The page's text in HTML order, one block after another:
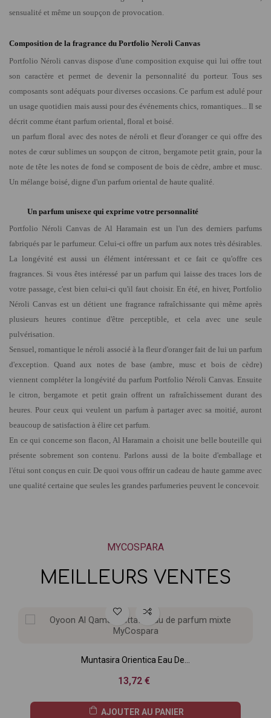
sensualité et même un soupçon de provocation.
Composition de la fragrance du Portfolio Neroli Canvas
Portfolio Néroli canvasdispose d'une composition exquise qui lui offre tout
son caractère et permet de devenir la personnalité du porteur. Tous ses
composants sont adéquats pour diverses occasions. Ce parfum est adulé pour
un usage quotidien mais aussi pour des événements chics, romantiques... Il se
décrit comme étant parfum oriental, floral et boisé.
un parfum floral avec des notes de néroli et fleur d'oranger ce qui offre des
notes de cœur sublimes un soupçon de citron, bergamote petit grain, pour la
note de tête les notes de fond se composent de bois de cèdre, ambre et musc.
Un mélange boisé, digne d'un parfum oriental de haute qualité.
Un parfum unisexe qui exprime votre personnalité
Portfolio Néroli Canvas de Al Haramain est un l'un des derniers parfums
fabriqués par le parfumeur. Celui-ci offre un parfum aux notes très désirables.
La longévité est aussi un élément intéressant et ce fait ce qu'offre ces
fragrances. Si vous êtes intéressé par un parfum qui laisse des traces lors de
votre passage, c'est bien celui-ci qu'il faut choisir. En été, en hiver, Portfolio
Néroli Canvas est un détient une fragrance rafraîchissante qui même après
plusieurs heures continue d'être perceptible, et cela avec une seule
pulvérisation.
Sensuel, romantique le néroli associé à la fleur d'oranger fait de lui un parfum
d'exception. Quand aux notes de base (ambre, musc et bois de cèdre)
viennent compléter la longévité du parfum Portfolio Néroli Canvas . Ensuite
le citron, bergamote et petit grain offrent un rafraîchissement durant des
heures. Pour ceux qui veulent un parfum à partager avec sa moitié, auront
beaucoup de satisfaction à élire cet parfum.
En ce qui concerne son flacon, Al Haramain a choisit une belle bouteille qui
présente sobrement son contenu. Parlons aussi de la boite d'emballage et
l'étui sont conçus en cuir. De quoi vous offrir un cadeau de haute gamme avec
une qualité certaine que seules les grandes parfumeries peuvent le concevoir.
MYCOSPARA
MEILLEURS VENTES
Muntasira Orientica Eau De...
Prix
13,72 €
AJOUTER AU PANIER